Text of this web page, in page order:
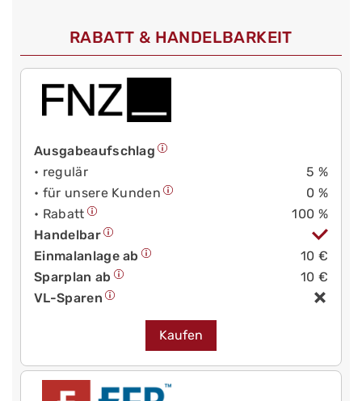
RABATT & HANDELBARKEIT
Ausgabeaufschlag
• regulär
5 %
• für unsere Kunden
0 %
• Rabatt
100 %
Handelbar
Einmalanlage ab
10 €
Sparplan ab
10 €
VL-Sparen
Kaufen